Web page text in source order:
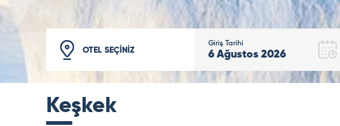
OTEL SEÇİNİZ
Giriş Tarihi
6 Ağustos 2026
Keşkek